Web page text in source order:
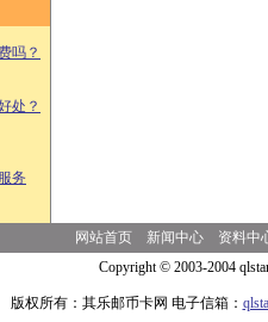
吗？
处？
务
网站首页 新闻中心
资料中
Copyright © 2003-2004
版权所有：其乐邮币卡网 电子信箱：